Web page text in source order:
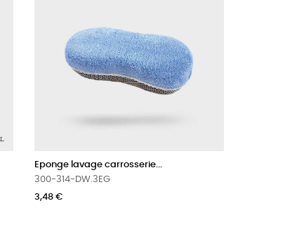
Eponge lavage carrosserie...
300-314-DW.3EG
3,48 €